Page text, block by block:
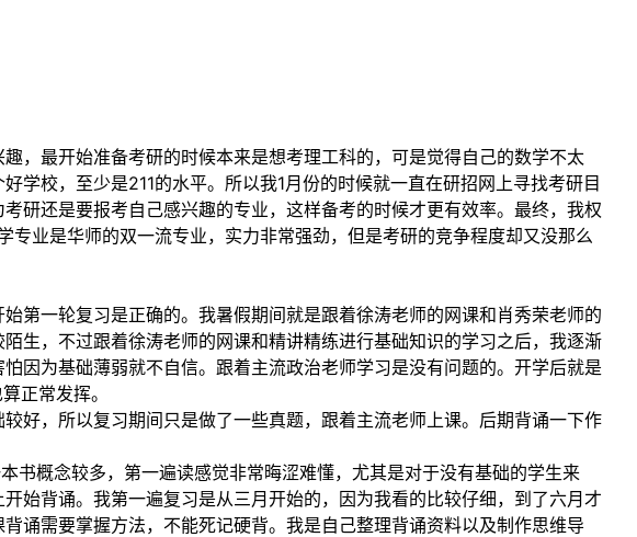
，最开始准备考研的时候本来是想考理工科的，可是觉得自己的数学不太
学校，至少是211的水平。所以我1月份的时候就一直在研招网上寻找考研目
研还是要报考自己感兴趣的专业，这样备考的时候才更有效率。最终，我权
业是华师的双一流专业，实力非常强劲，但是考研的竞争程度却又没那么
第一轮复习是正确的。我暑假期间就是跟着徐涛老师的网课和肖秀荣老师的
生，不过跟着徐涛老师的网课和精讲精练进行基础知识的学习之后，我逐渐
因为基础薄弱就不自信。跟着主流政治老师学习是没有问题的。开学后就是
正常发挥。
好，所以复习期间只是做了一些真题，跟着主流老师上课。后期背诵一下作
书概念较多，第一遍读感觉非常晦涩难懂，尤其是对于没有基础的学生来
始背诵。我第一遍复习是从三月开始的，因为我看的比较仔细，到了六月才
诵需要掌握方法，不能死记硬背。我是自己整理背诵资料以及制作思维导